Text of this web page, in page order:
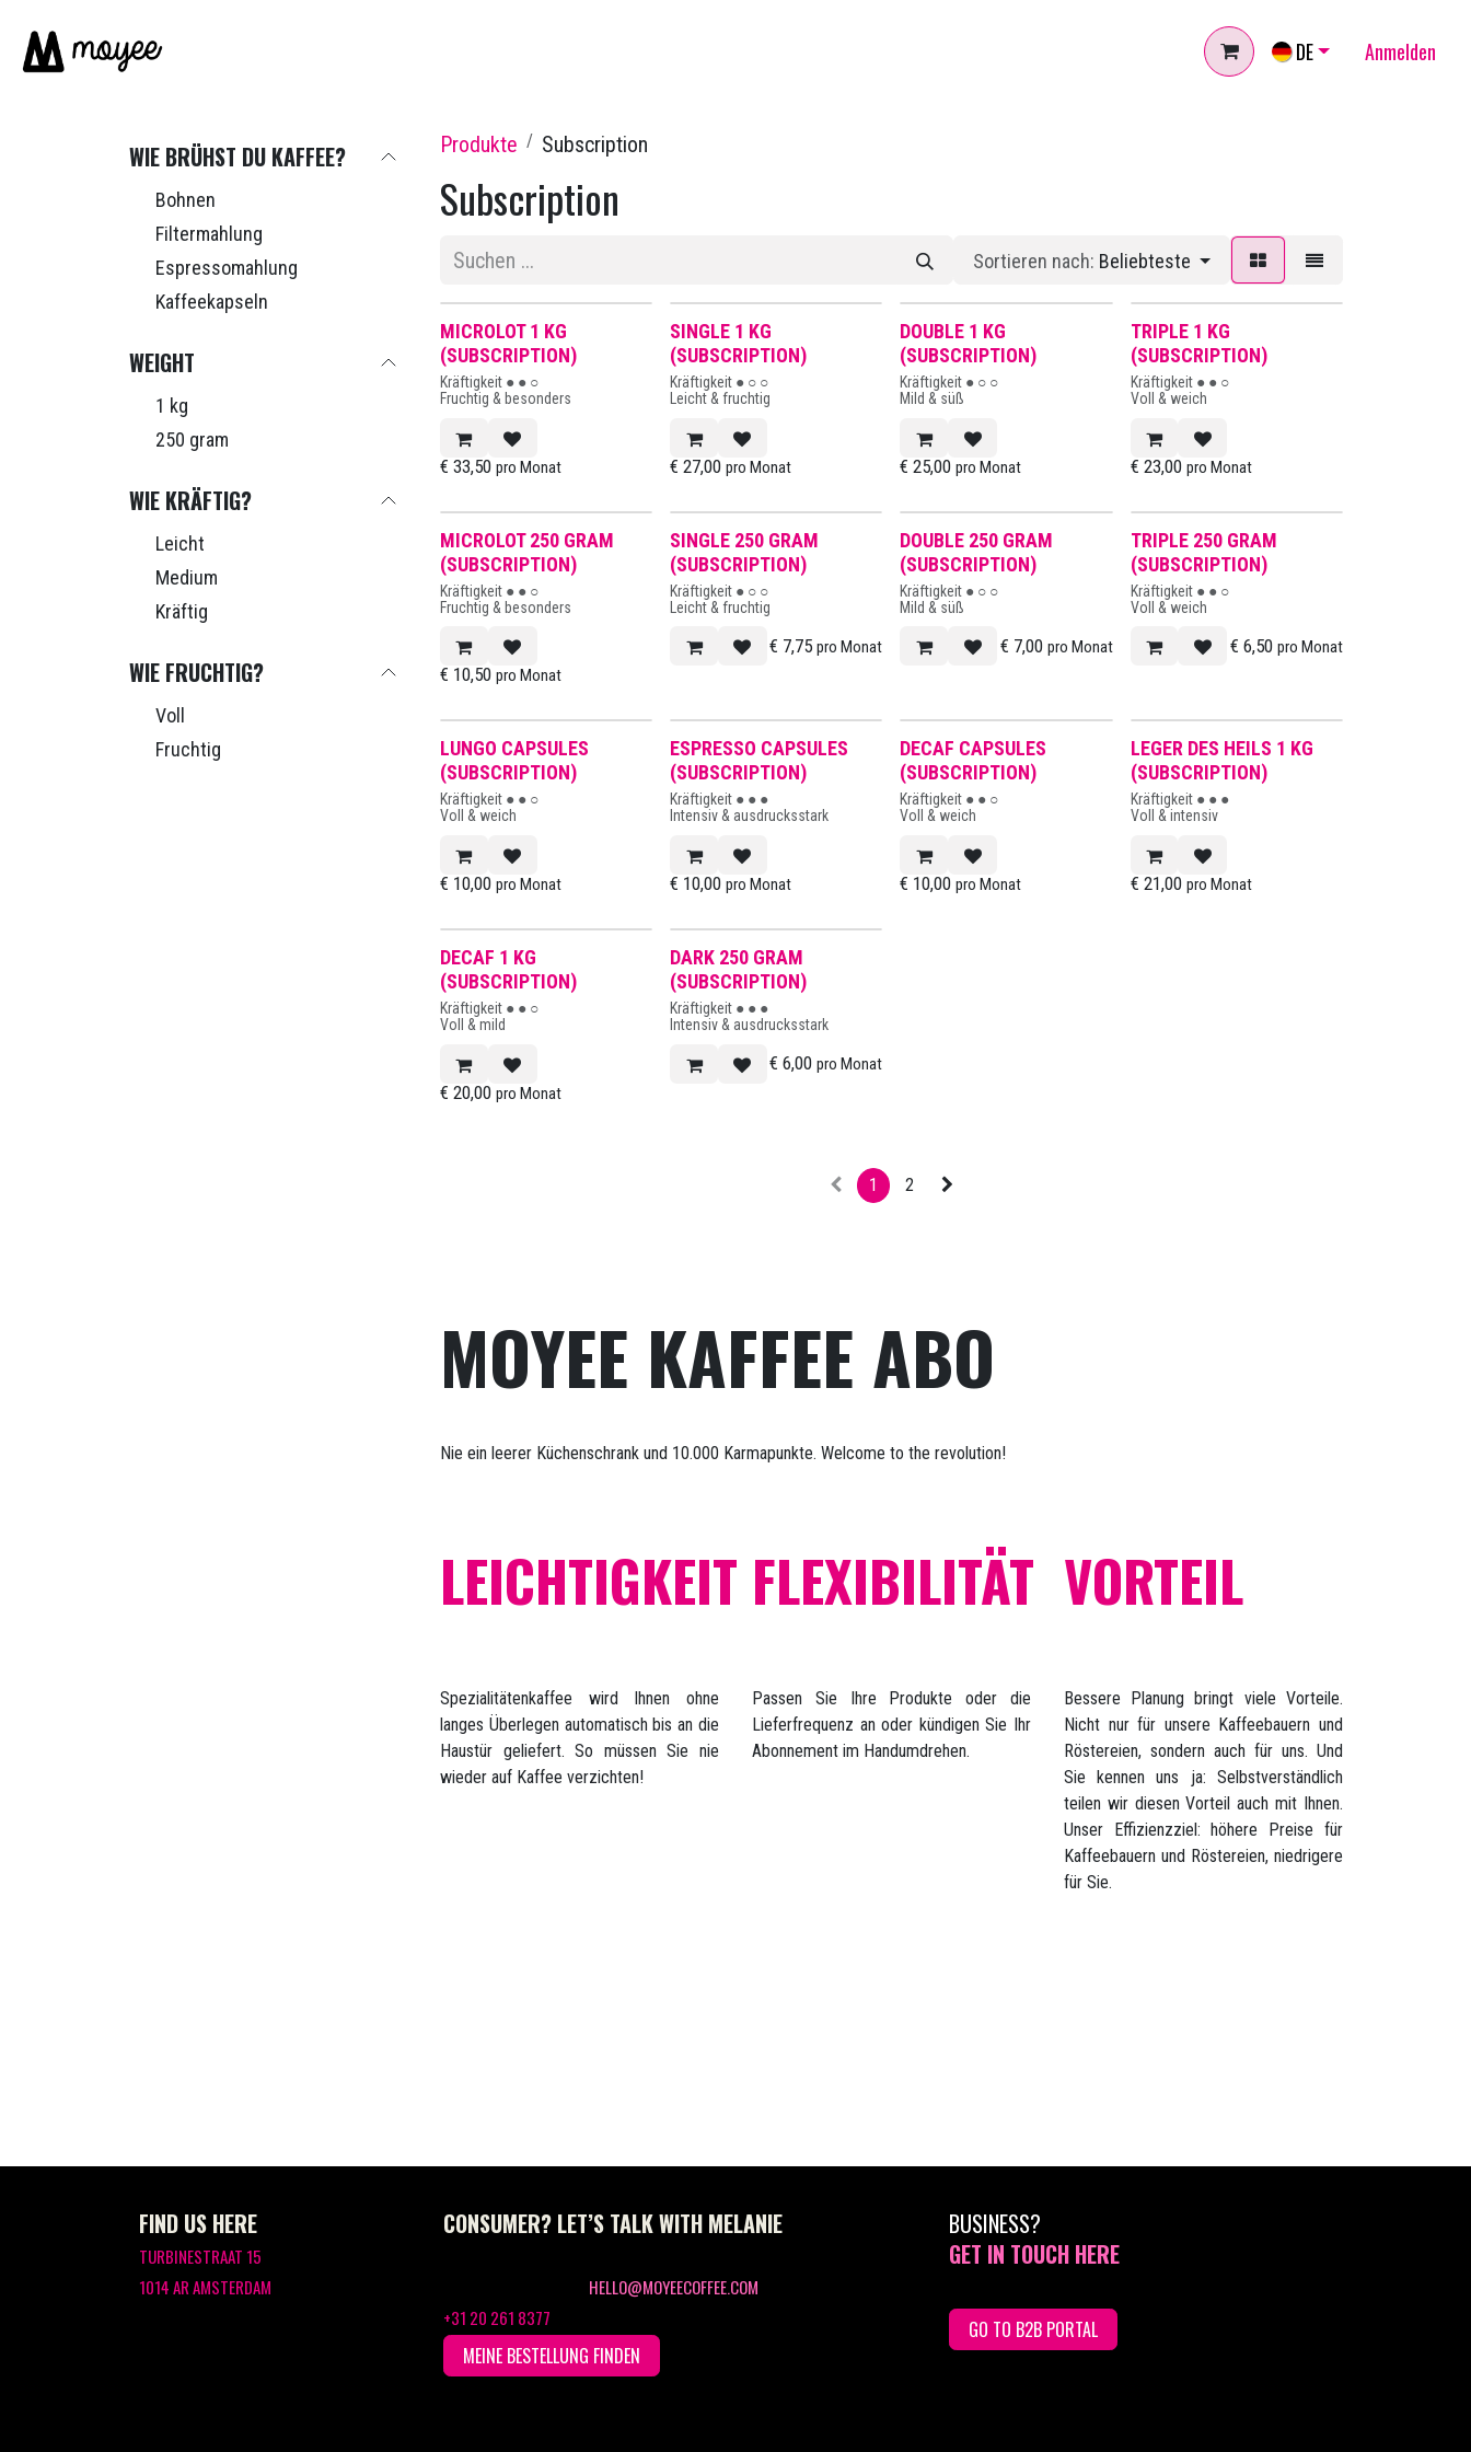
DE Anmelden
WIE BRÜHST DU KAFFEE?
Bohnen
Filtermahlung
Espressomahlung
Kaffeekapseln
WEIGHT
1 kg
250 gram
WIE KRÄFTIG?
Leicht
Medium
Kräftig
WIE FRUCHTIG?
Voll
Fruchtig
Produkte Subscription
Subscription
Sortieren nach: Beliebteste
MICROLOT 1 KG
(SUBSCRIPTION)
Kräftigkeit ● ● ○
Fruchtig & besonders
€ 33,50 pro Monat
SINGLE 1 KG
(SUBSCRIPTION)
Kräftigkeit ● ○ ○
Leicht & fruchtig
€27,00 pro Monat
DOUBLE 1 KG
(SUBSCRIPTION)
Kräftigkeit ● ○ ○
Mild & süß
€25,00 pro Monat
BESTSELLER
TRIPLE 1 KG
(SUBSCRIPTION)
Kräftigkeit ● ● ○
Voll & weich
€ 23,00 pro Monat
MICROLOT 250 GRAM
(SUBSCRIPTION)
Kräftigkeit ● ● ○
Fruchtig & besonders
€ 10,50 pro Monat
SINGLE 250 GRAM
(SUBSCRIPTION)
Kräftigkeit ● ○ ○
Leicht & fruchtig
€ 7,75 pro Monat
DOUBLE 250 GRAM
(SUBSCRIPTION)
Kräftigkeit ● ○ ○
Mild & süß
€ 7,00 pro Monat
BESTSELLER
TRIPLE 250 GRAM
(SUBSCRIPTION)
Kräftigkeit ● ● ○
Voll & weich
€ 6,50 pro Monat
LUNGO CAPSULES
(SUBSCRIPTION)
Kräftigkeit ● ● ○
Voll & weich
€ 10,00 pro Monat
ESPRESSO CAPSULES
(SUBSCRIPTION)
Kräftigkeit ● ● ●
Intensiv & ausdrucksstark
€ 10,00 pro Monat
DECAF CAPSULES
(SUBSCRIPTION)
Kräftigkeit ● ● ○
Voll & weich
€ 10,00 pro Monat
LEGER DES HEILS 1 KG
(SUBSCRIPTION)
Kräftigkeit ● ● ●
Voll & intensiv
€ 21,00 pro Monat
DECAF 1 KG
(SUBSCRIPTION)
Kräftigkeit ● ● ○
Voll & mild
€ 20,00 pro Monat
DARK 250 GRAM
(SUBSCRIPTION)
Kräftigkeit ● ● ●
Intensiv & ausdrucksstark
€6,00 pro Monat
1 2
MOYEE KAFFEE ABO
Nie ein leerer Küchenschrank und 10.000 Karmapunkte. Welcome to the revolution!
LEICHTIGKEIT
Spezialitätenkaffee wird Ihnen ohne
langes Überlegen automatisch bis an die
Haustür geliefert. So müssen Sie nie
wieder auf Kaffee verzichten!
FLEXIBILITÄT
Passen Sie Ihre Produkte oder die
Lieferfrequenz an oder kündigen Sie Ihr
Abonnement im Handumdrehen.
VORTEIL
Bessere Planung bringt viele Vorteile.
Nicht nur für unsere Kaffeebauern und
Röstereien, sondern auch für uns. Und
Sie kennen uns ja: Selbstverständlich
teilen wir diesen Vorteil auch mit Ihnen.
Unser Effizienzziel: höhere Preise für
Kaffeebauern und Röstereien, niedrigere
für Sie.
FIND US HERE
TURBINESTRAAT 15
1014 AR AMSTERDAM
BUSINESS?
GET IN TOUCH HERE
GO TO B2B PORTAL
CONSUMER? LET’S TALK WITH MELANIE
HELLO@MOYEECOFFEE.COM
+31 20 261 8377
MEINE BESTELLUNG FINDEN